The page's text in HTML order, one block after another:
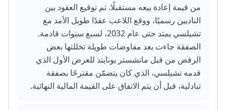
من قيمة إعادة بيعه مستقبلًا. تم توقيع العقود بين
الناديين رسميًا، ووقع اللاعب عقدًا طويل الأمد مع
تشيلسي يمتد حتى عام 2032، لسبع سنوات قادمة.
الصفقة جاءت بعد مفاوضات طويلة تخللتها بعض
الرفض من قبل مانشستر يونايتد للعرض الأول الذي
قدمه تشيلسي، الذي كان يتضمّن مقترحًا بصفقة
تبادلية، قبل أن يتم الاتفاق على القيمة المالية النهائية.